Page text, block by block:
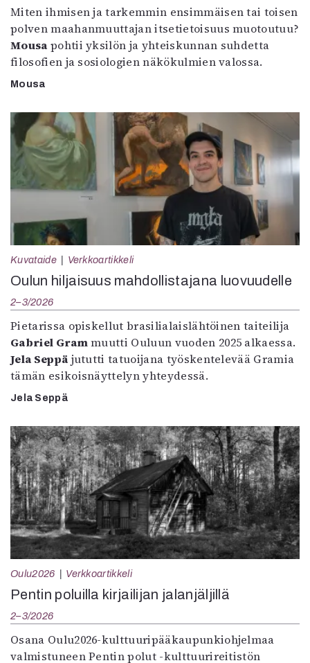
Miten ihmisen ja tarkemmin ensimmäisen tai toisen
polven maahanmuuttajan itsetietoisuus muotoutuu?
Mousa pohtii yksilön ja yhteiskunnan suhdetta
filosofien ja sosiologien näkökulmien valossa.
Mousa
Kuvataide Verkkoartikkeli
Oulun hiljaisuus mahdollistajana luovuudelle
2–3/2026
Pietarissa opiskellut brasilialaislähtöinen taiteilija
Gabriel Grammuutti Ouluun vuoden 2025 alkaessa.
Jela Seppä jututti tatuoijana työskentelevää Gramia
tämän esikoisnäyttelyn yhteydessä.
Jela Seppä
Oulu2026 Verkkoartikkeli
Pentin poluilla kirjailijan jalanjäljillä
2–3/2026
Osana Oulu2026-kulttuuripääkaupunkiohjelmaa
valmistuneen Pentin polut -kulttuurireitistön